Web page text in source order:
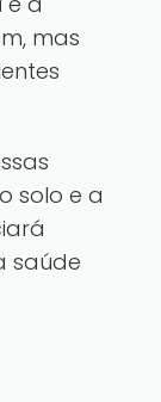
mas
solo e a
saúde